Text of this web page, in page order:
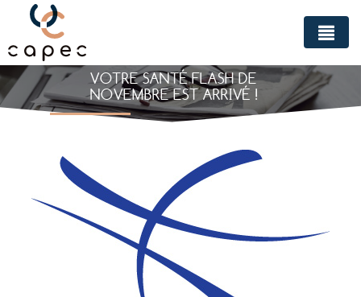
Panneau de gestion des cookies
VOTRE SANTÉ FLASH DE
NOVEMBRE EST ARRIVÉ !